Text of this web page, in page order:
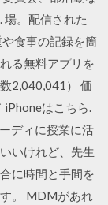
場。配信された
食事の記録を簡
る無料アプリを
2,040,041） 価
iPhoneはこちら.
ディに授業に活
いけれど、先生
に時間と手間を
。 MDMがあれ